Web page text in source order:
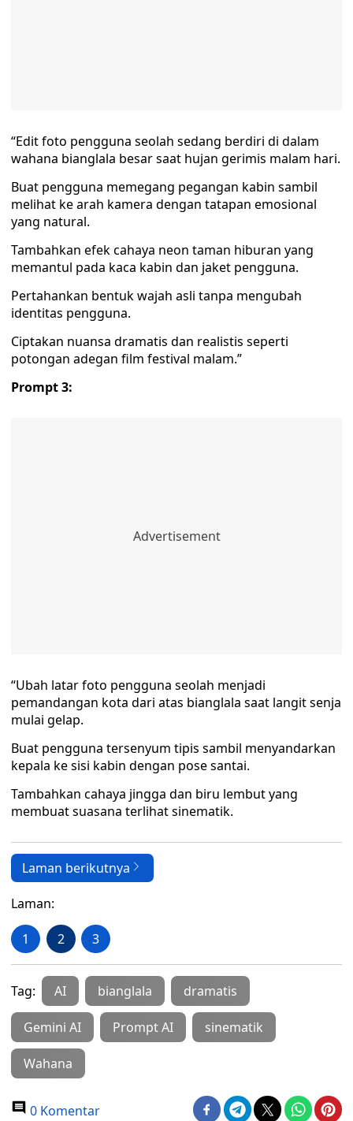
“Edit foto pengguna seolah sedang berdiri di dalam
wahana bianglala besar saat hujan gerimis malam hari.
Buat pengguna memegang pegangan kabin sambil
melihat ke arah kamera dengan tatapan emosional
yang natural.
Tambahkan efek cahaya neon taman hiburan yang
memantul pada kaca kabin dan jaket pengguna.
Pertahankan bentuk wajah asli tanpa mengubah
identitas pengguna.
Ciptakan nuansa dramatis dan realistis seperti
potongan adegan film festival malam.”
Prompt 3:
“Ubah latar foto pengguna seolah menjadi
pemandangan kota dari atas bianglala saat langit senja
mulai gelap.
Buat pengguna tersenyum tipis sambil menyandarkan
kepala ke sisi kabin dengan pose santai.
Tambahkan cahaya jingga dan biru lembut yang
membuat suasana terlihat sinematik.
Laman berikutnya
Laman:
1 2 3
Tag: AI bianglala dramatis
Gemini AI Prompt AI sinematik
Wahana
0 Komentar